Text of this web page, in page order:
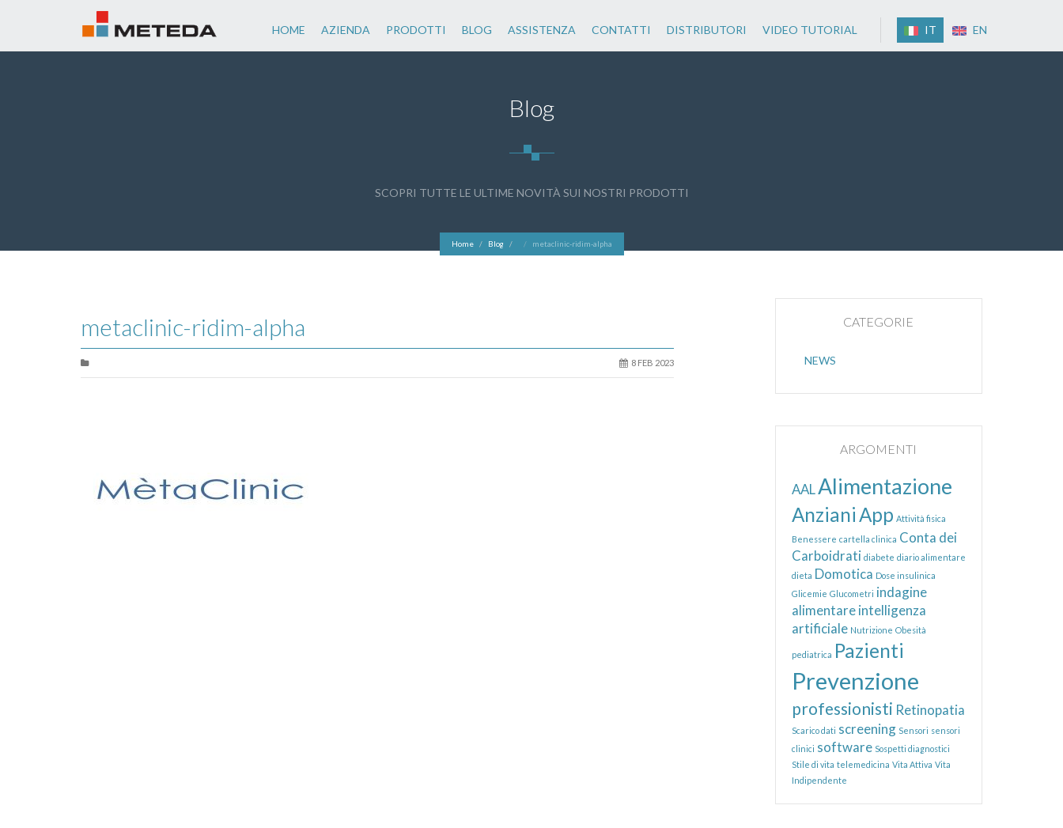
IT EN
HOME AZIENDA PRODOTTI BLOG ASSISTENZA CONTATTI DISTRIBUTORI VIDEO TUTORIAL
Blog
SCOPRI TUTTE LE ULTIME NOVITÀ SUI NOSTRI PRODOTTI
Home Blog metaclinic-ridim-alpha
metaclinic-ridim-alpha
8 FEB 2023
CATEGORIE
NEWS
ARGOMENTI
AALAlimentazione
AnzianiApp Attività fisica
Benessere cartella clinica Conta dei
Carboidrati diabete diario alimentare
dieta Domotica Dose insulinica
Glicemie Glucometri indagine
alimentare intelligenza
artificiale Nutrizione Obesità
pediatrica Pazienti
Prevenzione
professionisti Retinopatia
Scarico dati screening Sensori sensori
clinici software Sospetti diagnostici
Stile di vita telemedicina Vita Attiva Vita
Indipendente